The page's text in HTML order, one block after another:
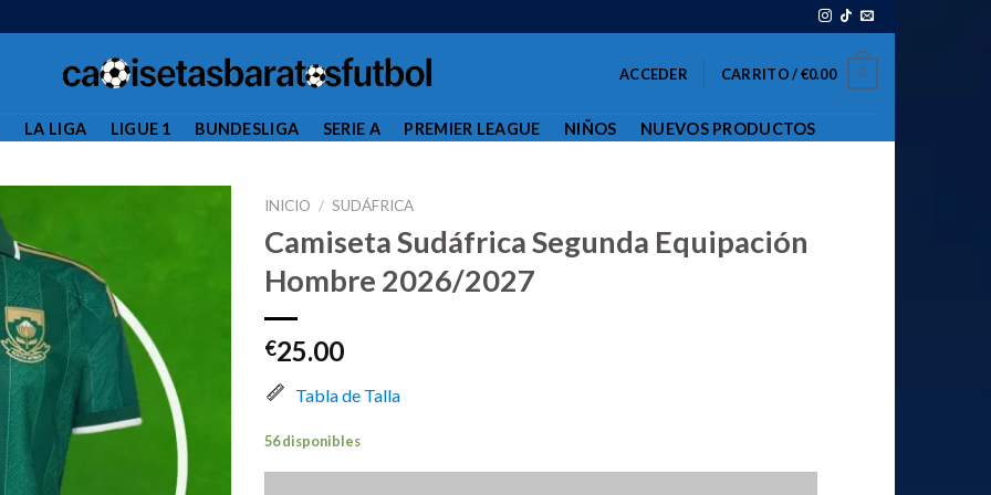
ACCEDER CARRITO /€0.00 0
LA LIGA LIGUE 1 BUNDESLIGA SERIE A PREMIER LEAGUE NIÑOS NUEVOS PRODUCTOS
INICIO / SUDÁFRICA
Camiseta Sudáfrica Segunda Equipación
Hombre 2026/2027
€25.00
Tabla de Talla
56 disponibles